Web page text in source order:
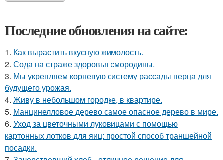
Последние обновления на сайте:
1. Как вырастить вкусную жимолость.
2. Сода на страже здоровья смородины.
3. Мы укрепляем корневую систему рассады перца для
будущего урожая.
4. Живу в небольшом городке, в квартире.
5. Манцинелловое дерево самое опасное дерево в мире.
6. Уход за цветочными луковицами с помощью
картонных лотков для яиц: простой способ траншейной
посадки.